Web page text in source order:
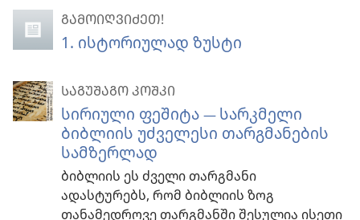
ᲒᲐᲛᲝᲘᲦᲕᲘᲫᲔᲗ!
1. ისტორიულად ზუსტი
ᲡᲐᲒᲣᲨᲐᲒᲝ ᲙᲝᲨᲙᲘ
სირიული ფეშიტა — სარკმელი
ბიბლიის უძველესი თარგმანების
სამზერლად
ბიბლიის ეს ძველი თარგმანი
ადასტურებს, რომ ბიბლიის ზოგ
თანამედროვე თარგმანში შესულია ისეთი